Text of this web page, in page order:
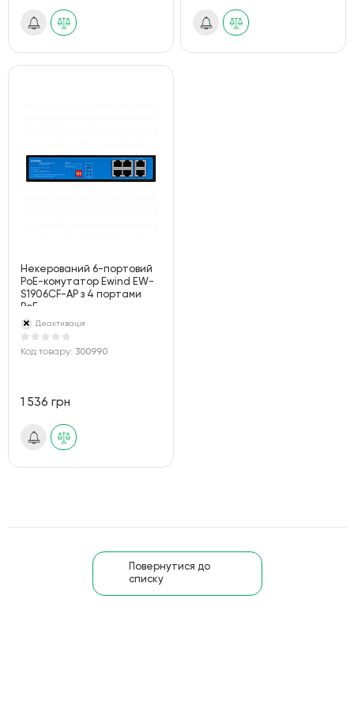
Некерований 6-портовий
PoE-комутатор Ewind EW-
S1906CF-AP з 4 портами
PoE
Деактивація
Код товару: 300990
1 536 грн
Повернутися до
списку